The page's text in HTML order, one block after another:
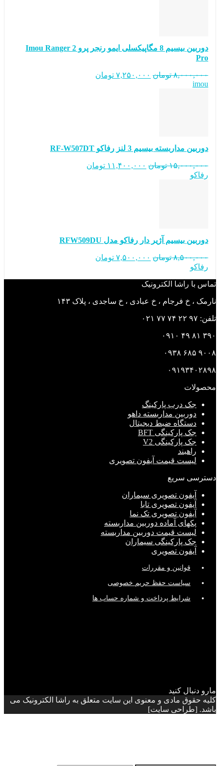
دوربین بیسیم 8 مگاپیکسلی ایمو رنجر پرو Imou Ranger 2
Pro
۸,۰۰۰,۰۰۰ تومان ۷,۲۵۰,۰۰۰ تومان
imou
دوربین مداربسته بیسیم 3 لنز رفاکو RF-W507DT
۱۵,۰۰۰,۰۰۰ تومان ۱۱,۴۰۰,۰۰۰ تومان
رفاکو
دوربین بیسیم آژیر دار رفاکو مدل RFW509DU
۸,۵۰۰,۰۰۰ تومان ۷,۵۰۰,۰۰۰ تومان
رفاکو
تماس با راشا الکترونیک
نارمک ، خ فرجام ، خ عبادی ، خ ساجدی ، پلاک ۱۴۳
تلفن: ۹۷ ۲۲ ۷۴ ۷۷ ۰۲۱
۳۹۰ ۸۱ ۴۹ ۰۹۱۰
۹۰۰۸ ۶۸۵ ۰۹۳۸
۰۹۱۹۳۴۰۲۸۹۸
محصولات
جک درب پارکینگ
دوربین مداربسته داهو
دستگاه ضبط دیجیتال
جک پارکینگی BFT
جک پارکینگی V2
راهبند
لیست قیمت آیفون تصویری
دسترسی سریع
آیفون تصویری سیماران
آیفون تصویری تابا
آیفون تصویری تک نما
پکهای آماده دوربین مداربسته
لیست قیمت دوربین مداربسته
جک پارکینگی سیماران
آیفون تصویری
قوانین و مقررات
سیاست حفظ حریم خصوصی
شرایط پرداخت و شماره حساب ها
مارو دنبال کنید
کلیه حقوق مادی و معنوی این سایت متعلق به راشا الکترونیک می
باشد. [طراحی سایت]